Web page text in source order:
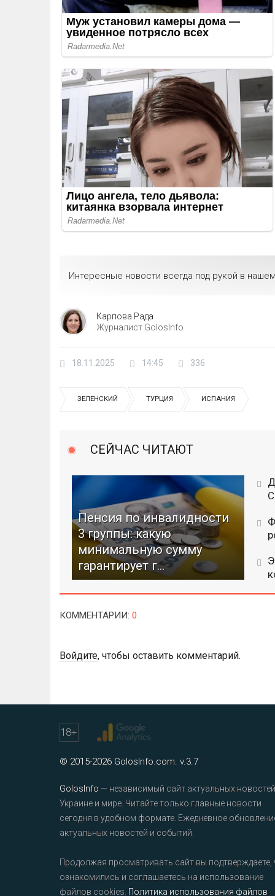
Интересные новости всегда под рукой в
Карпова Рада
Журналист GolosInfo
18.11.2025 14:45 336
ЗЕЛЕНСКИЙ ТУРЦИЯ ИСПАНИЯ
СЕЙЧАС ЧИТАЮТ
Пенсия по инвалидности
3 группы: какую
минимальную сумму
гарантирует г...
КОММЕНТАРИИ: 0
Войдите, чтобы оставить комментарий.
18+
© 2015-2026 GolosInfo.com. v.3.7
GolosInfo — независимый сайт актуальных
Украине и мире. Читайте только главные новости
сегодня в удобном формате. Ежедневное
актуальных новостей и событий.
Продолжая просматривать сайт вы подтверждаете,
ознакомились и соглашаетесь на использование
файлов cookies. Политика использования файлов